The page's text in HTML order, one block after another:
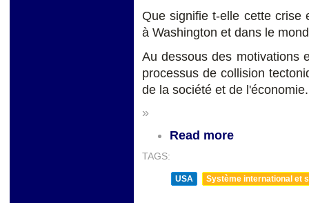
Que signifie t-elle cette crise
à Washington et dans le
Au dessous des motivations
processus de collision
de la société et de l'économie.
»
Read more
TAGS:
USA Système international et